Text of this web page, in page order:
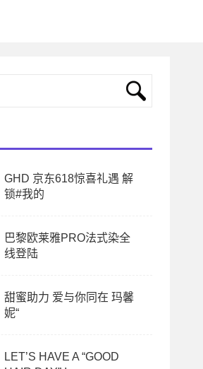
GHD 京东618惊喜礼遇 解
锁#我的
巴黎欧莱雅PRO法式染全
线登陆
甜蜜助力 爱与你同在 玛馨
妮“
LET’S HAVE A “GOOD